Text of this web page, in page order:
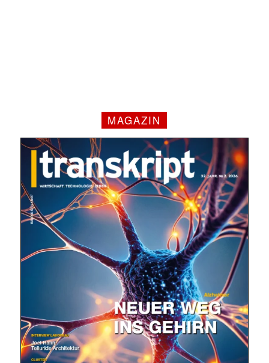
MAGAZIN